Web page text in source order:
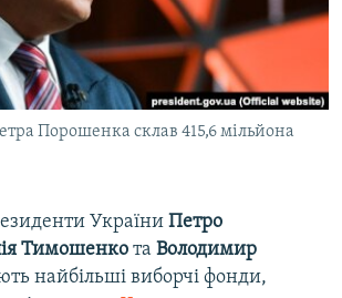
КРИМУ
RL
Порошенка склав 415,6 мільйона
України Петро
Тимошенко та Володимир
найбільші виборчі фонди,